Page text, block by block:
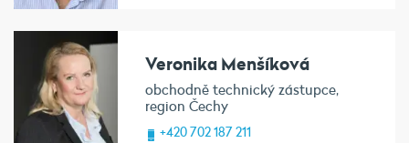
Veronika Menšíková
obchodně technický zástupce,
region Čechy
+420 702 187 211